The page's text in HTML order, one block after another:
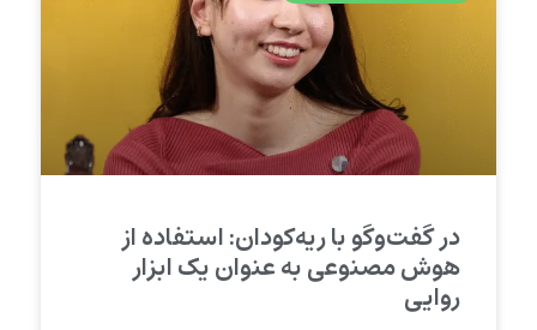
در گفت‌وگو با ریه‌کودان: استفاده از
هوش مصنوعی به عنوان یک ابزار
روایی